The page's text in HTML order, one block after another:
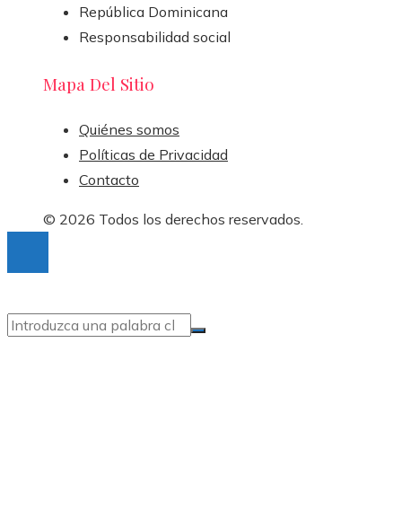
República Dominicana
Responsabilidad social
Mapa Del Sitio
Quiénes somos
Políticas de Privacidad
Contacto
© 2026 Todos los derechos reservados.